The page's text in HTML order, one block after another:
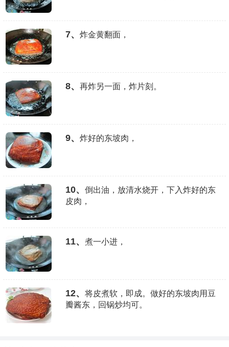
7、 炸金黄翻面，
8、 再炸另一面，炸片刻。
9、 炸好的东坡肉，
10、
倒出油，放清水烧开，下入炸好的东
皮肉，
11、 煮一小进，
12、
将皮煮软，即成。做好的东坡肉用豆
瓣酱东，回锅炒均可。